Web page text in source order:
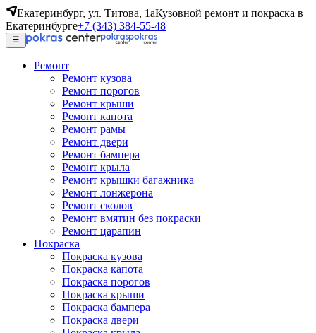
Екатеринбург, ул. Титова, 1аКузовной ремонт и покраска в
Екатеринбурге+7 (343) 384-55-48
Ремонт
Ремонт кузова
Ремонт порогов
Ремонт крыши
Ремонт капота
Ремонт рамы
Ремонт двери
Ремонт бампера
Ремонт крыла
Ремонт крышки багажника
Ремонт лонжерона
Ремонт сколов
Ремонт вмятин без покраски
Ремонт царапин
Покраска
Покраска кузова
Покраска капота
Покраска порогов
Покраска крыши
Покраска бампера
Покраска двери